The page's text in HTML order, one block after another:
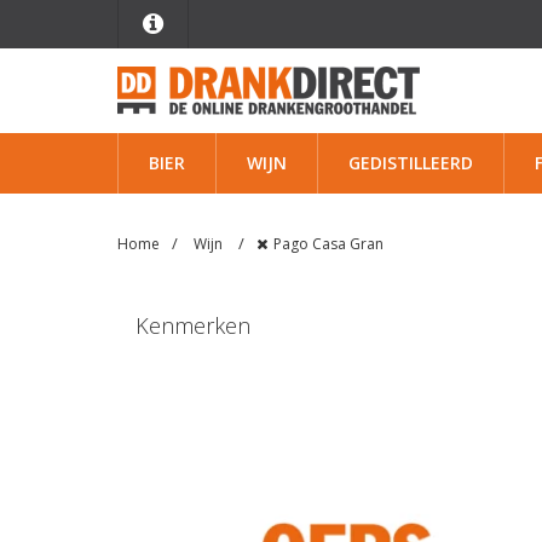
BIER WIJN GEDISTILLEERD
Home Wijn Pago Casa Gran
Kenmerken